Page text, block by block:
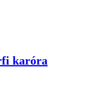
karóra